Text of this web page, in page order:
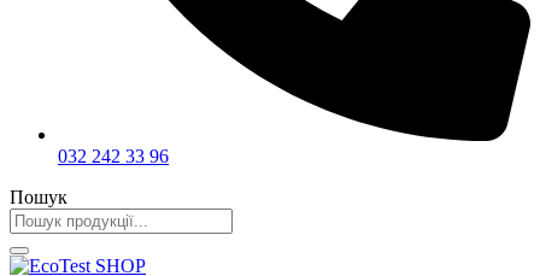
032 242 33 96
Пошук